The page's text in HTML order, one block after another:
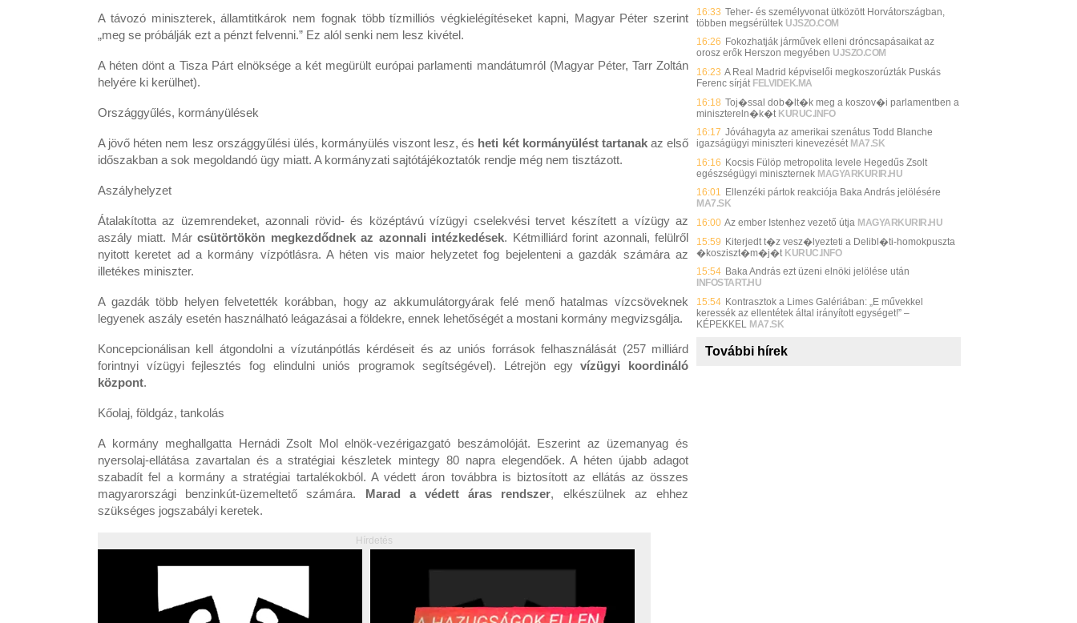
A távozó miniszterek, államtitkárok nem fognak több tízmilliós végkielégítéseket kapni, Magyar Péter szerint
„meg se próbálják ezt a pénzt felvenni.” Ez alól senki nem lesz kivétel.
A héten dönt a Tisza Párt elnöksége a két megürült európai parlamenti mandátumról (Magyar Péter, Tarr Zoltán
helyére ki kerülhet).
Országgyűlés, kormányülések
A jövő héten nem lesz országgyűlési ülés, kormányülés viszont lesz, és heti két kormányülést tartanakaz első
időszakban a sok megoldandó ügy miatt. A kormányzati sajtótájékoztatók rendje még nem tisztázott.
Aszályhelyzet
Átalakította az üzemrendeket, azonnali rövid- és középtávú vízügyi cselekvési tervet készített a vízügy az
aszály miatt. Márcsütörtökön megkezdődnek az azonnali intézkedések. Kétmilliárd forint azonnali, felülről
nyitott keretet ad a kormány vízpótlásra. A héten vis maior helyzetet fog bejelenteni a gazdák számára az
illetékes miniszter.
A gazdák több helyen felvetették korábban, hogy az akkumulátorgyárak felé menő hatalmas vízcsöveknek
legyenek aszály esetén használható leágazásai a földekre, ennek lehetőségét a mostani kormány megvizsgálja.
Koncepcionálisan kell átgondolni a vízutánpótlás kérdéseit és az uniós források felhasználását (257 milliárd
forintnyi vízügyi fejlesztés fog elindulni uniós programok segítségével). Létrejön egyvízügyi koordináló
központ.
Kőolaj, földgáz, tankolás
A kormány meghallgatta Hernádi Zsolt Mol elnök-vezérigazgató beszámolóját. Eszerint az üzemanyag és
nyersolaj-ellátása zavartalan és a stratégiai készletek mintegy 80 napra elegendőek. A héten újabb adagot
szabadít fel a kormány a stratégiai tartalékokból. A védett áron továbbra is biztosított az ellátás az összes
magyarországi benzinkút-üzemeltető számára. Marad a védett áras rendszer, elkészülnek az ehhez
szükséges jogszabályi keretek.
Hírdetés
16:33 Teher- és személyvonat ütközött Horvátországban,
többen megsérültek UJSZO.COM
16:26 Fokozhatják járművek elleni dróncsapásaikat az
orosz erők Herszon megyében UJSZO.COM
16:23 A Real Madrid képviselői megkoszorúzták Puskás
Ferenc sírját FELVIDEK.MA
16:18 Toj�ssal dob�lt�k meg a koszov�i parlamentben a
minisztereln�k�t KURUC.INFO
16:17 Jóváhagyta az amerikai szenátus Todd Blanche
igazságügyi miniszteri kinevezését MA7.SK
16:16 Kocsis Fülöp metropolita levele Hegedűs Zsolt
egészségügyi miniszternek MAGYARKURIR.HU
16:01 Ellenzéki pártok reakciója Baka András jelölésére
MA7.SK
16:00 Az ember Istenhez vezető útja MAGYARKURIR.HU
15:59 Kiterjedt t�z vesz�lyezteti a Delibl�ti-homokpuszta
�kosziszt�m�j�t KURUC.INFO
15:54 Baka András ezt üzeni elnöki jelölése után
INFOSTART.HU
15:54 Kontrasztok a Limes Galériában: „E művekkel
keressék az ellentétek által irányított egységet!” –
KÉPEKKEL MA7.SK
További hírek